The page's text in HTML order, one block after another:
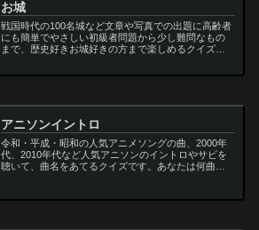
お城
戦国時代の100名城など文章や写真での出題に高齢者
にも簡単でやさしい初級者問題から少し難問なもの
まで、歴史好きお城好きの方まで楽しめるクイズで
アニソンイントロ
令和・平成・昭和の人気アニメソングの曲、2000年
代、2010年代など人気アニソンのイントロやサビを
聴いて、曲名をあてるクイズです。あなたは何曲わ